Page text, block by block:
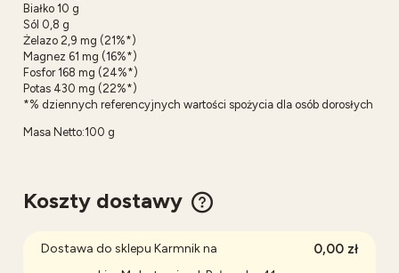
Białko 10 g
Sól 0,8 g
Żelazo 2,9 mg (21%*)
Magnez 61 mg (16%*)
Fosfor 168 mg (24%*)
Potas 430 mg (22%*)
*% dziennych referencyjnych wartości spożycia dla osób dorosłych
Masa Netto:100 g
Koszty dostawy
Cena nie zawiera ewentualnych kosztów płatności
Dostawa do sklepu Karmnik na
0,00 zł